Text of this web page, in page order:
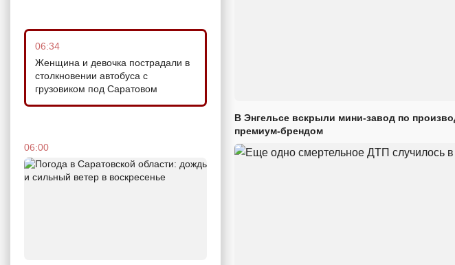
06:34
Женщина и девочка пострадали в
столкновении автобуса с
грузовиком под Саратовом
06:00
В Энгельсе вскрыли мини-завод по
премиум-брендом